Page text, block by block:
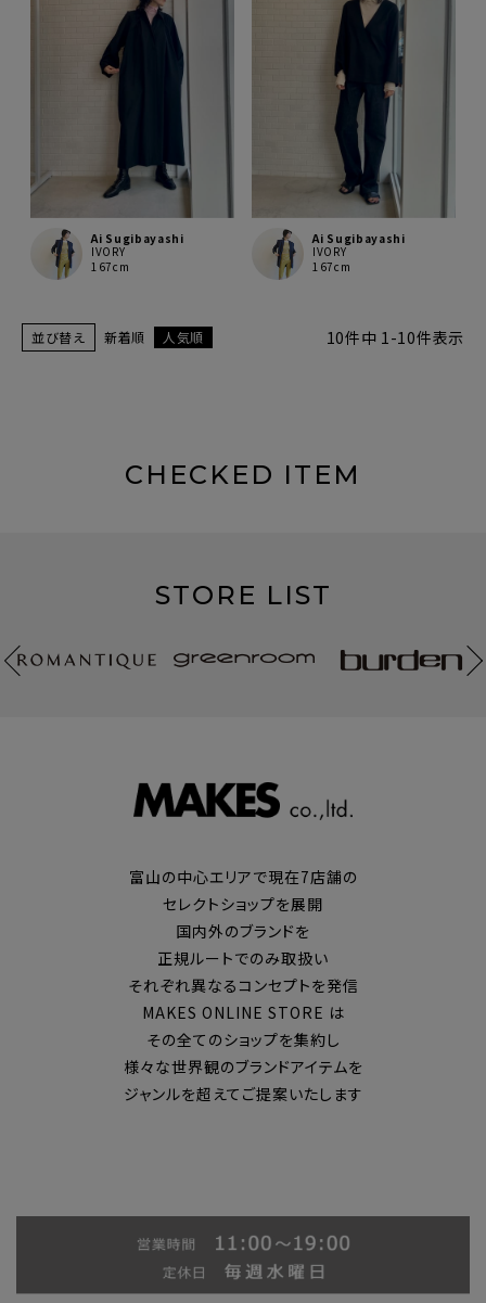
Ai Sugibayashi
IVORY
167cm
Ai Sugibayashi
IVORY
167cm
並び替え 新着順 人気順 10件中 1 -10件表示
CHECKED ITEM
STORE LIST
富山の中心エリアで現在7店舗の
セレクトショップを展開
国内外のブランドを
正規ルートでのみ取扱い
それぞれ異なるコンセプトを発信
MAKES ONLINE STORE は
その全てのショップを集約し
様々な世界観のブランドアイテムを
ジャンルを超えてご提案いたします